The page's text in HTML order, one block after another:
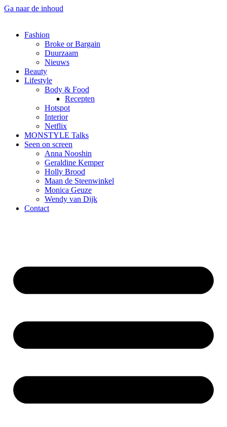
Ga naar de inhoud
Fashion
Broke or Bargain
Duurzaam
Nieuws
Beauty
Lifestyle
Body & Food
Recepten
Hotspot
Interior
Netflix
MONSTYLE Talks
Seen on screen
Anna Nooshin
Geraldine Kemper
Holly Brood
Maan de Steenwinkel
Monica Geuze
Wendy van Dijk
Contact